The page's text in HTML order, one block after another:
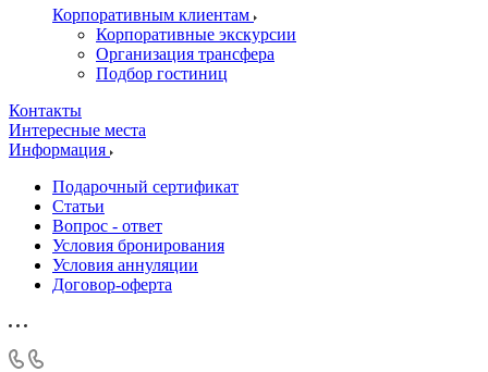
Корпоративным клиентам
Корпоративные экскурсии
Организация трансфера
Подбор гостиниц
Контакты
Интересные места
Информация
Подарочный сертификат
Статьи
Вопрос - ответ
Условия бронирования
Условия аннуляции
Договор-оферта